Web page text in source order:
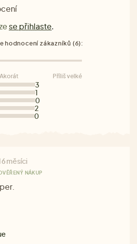
se přihlaste.
3
1
0
2
0
hodnocení zákazníků (6):
Akorát Příliš velké
6 měsíci
NÁKUP